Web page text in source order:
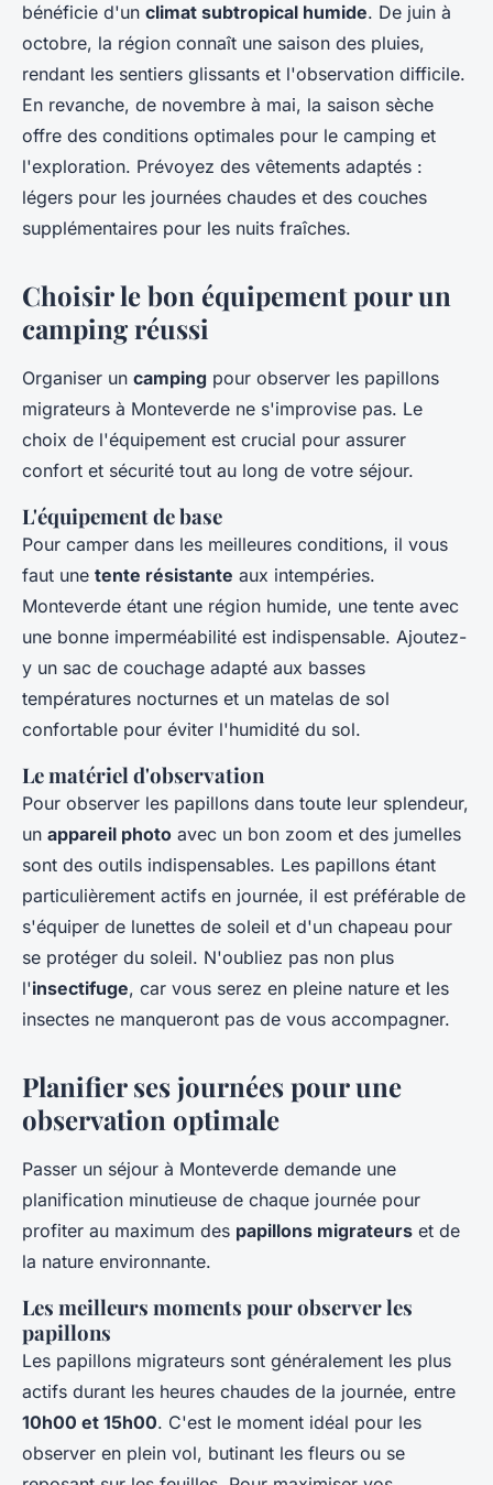
bénéficie d'un climat subtropical humide. De juin à
octobre, la région connaît une saison des pluies,
rendant les sentiers glissants et l'observation difficile.
En revanche, de novembre à mai, la saison sèche
offre des conditions optimales pour le camping et
l'exploration. Prévoyez des vêtements adaptés :
légers pour les journées chaudes et des couches
supplémentaires pour les nuits fraîches.
Choisir le bon équipement pour un
camping réussi
Organiser un camping pour observer les papillons
migrateurs à Monteverde ne s'improvise pas. Le
choix de l'équipement est crucial pour assurer
confort et sécurité tout au long de votre séjour.
L'équipement de base
Pour camper dans les meilleures conditions, il vous
faut une tente résistante aux intempéries.
Monteverde étant une région humide, une tente avec
une bonne imperméabilité est indispensable. Ajoutez-
y un sac de couchage adapté aux basses
températures nocturnes et un matelas de sol
confortable pour éviter l'humidité du sol.
Le matériel d'observation
Pour observer les papillons dans toute leur splendeur,
un appareil photo avec un bon zoom et des jumelles
sont des outils indispensables. Les papillons étant
particulièrement actifs en journée, il est préférable de
s'équiper de lunettes de soleil et d'un chapeau pour
se protéger du soleil. N'oubliez pas non plus
l'insectifuge, car vous serez en pleine nature et les
insectes ne manqueront pas de vous accompagner.
Planifier ses journées pour une
observation optimale
Passer un séjour à Monteverde demande une
planification minutieuse de chaque journée pour
profiter au maximum des papillons migrateurs et de
la nature environnante.
Les meilleurs moments pour observer les
papillons
Les papillons migrateurs sont généralement les plus
actifs durant les heures chaudes de la journée, entre
10h00 et 15h00. C'est le moment idéal pour les
observer en plein vol, butinant les fleurs ou se